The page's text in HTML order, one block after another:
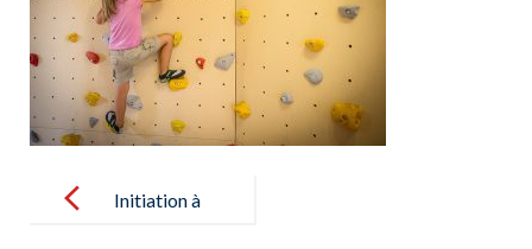
navigation Initiation à